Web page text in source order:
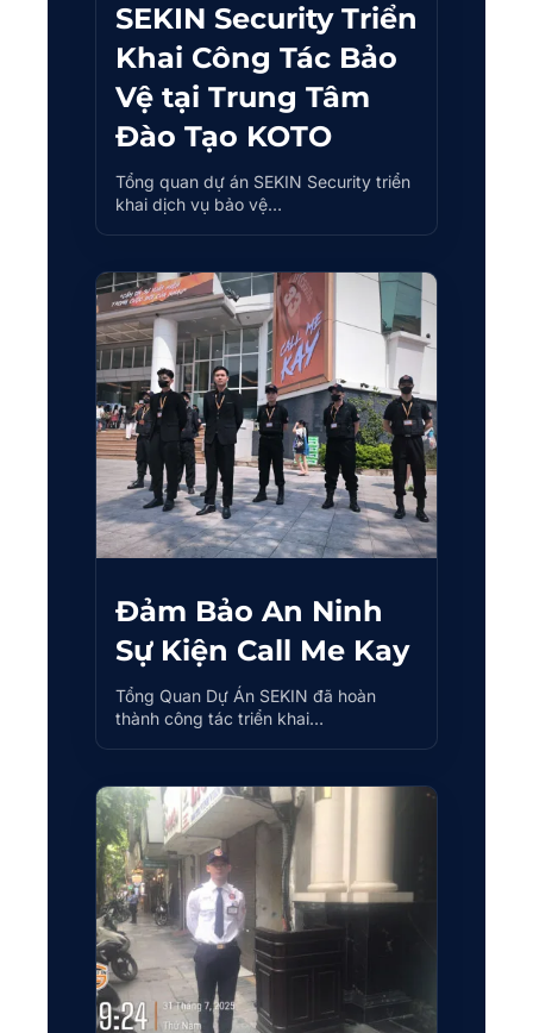
SEKIN Security Triển
Khai Công Tác Bảo
Vệ tại Trung Tâm
Đào Tạo KOTO
Tổng quan dự án SEKIN Security triển
khai dịch vụ bảo vệ…
Đảm Bảo An Ninh
Sự Kiện Call Me Kay
Tổng Quan Dự Án SEKIN đã hoàn
thành công tác triển khai…